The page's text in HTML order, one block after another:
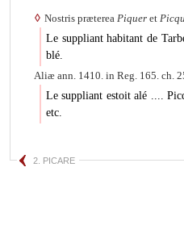
◊ Nostris præterea Piqueret
Le suppliant habitant de
blé.
Aliæ ann. 1410. in Reg. 165. ch.
Le suppliant estoit alé ....
etc.
2. PICARE